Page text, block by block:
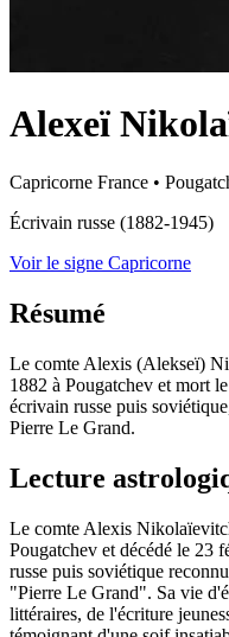
Alexeï
Capricorne France •
Écrivain russe (1882-1945)
Voir le signe Capricorne
Résumé
Le comte Alexis (Alekseï)
1882 à Pougatchev et mort
écrivain russe puis
Pierre Le Grand.
Lecture
Le comte Alexis
Pougatchev et décédé le 23
russe puis soviétique
"Pierre Le Grand". Sa vie
littéraires, de l'écriture